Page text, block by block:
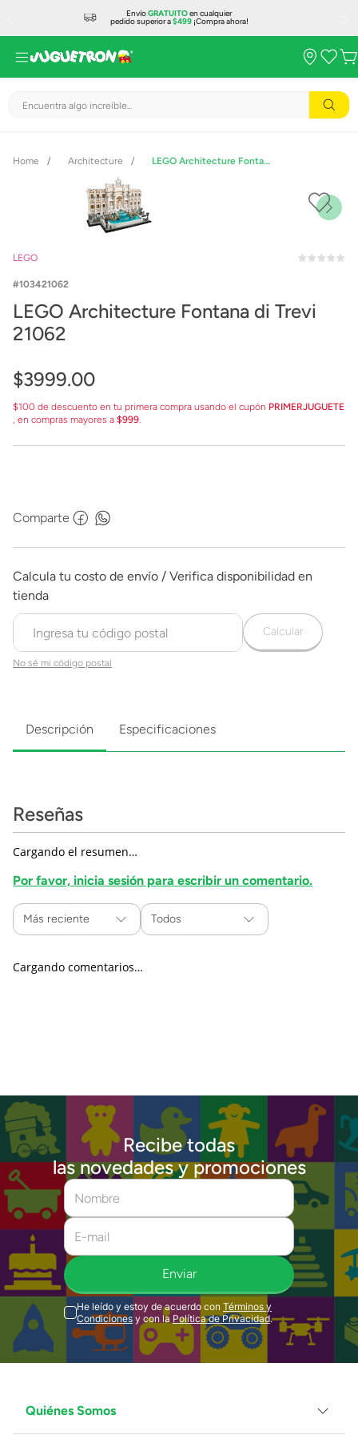
EnvíoGRATUITOen cualquier
pedido superior a$499¡Compra ahora!
Encuentra algo increíble...
Architecture LEGO Architecture Fontana di Trevi 21062
LEGO
103421062
LEGO Architecture Fontana di Trevi
21062
$3999.00
$100 de descuento en tu primera compra usando el cupón PRIMERJUGUETE
, en compras mayores a $999.
Comparte
No sé mi código postal
Calcular
Descripción Especificaciones
Reseñas
Cargando el resumen…
Por favor, inicia sesión para escribir un comentario.
Más reciente Todos
Cargando comentarios…
Recibe todas
las novedades y promociones
Enviar
He leído y estoy de acuerdo con Términos y
Condiciones y con la Política de Privacidad.
Quiénes Somos